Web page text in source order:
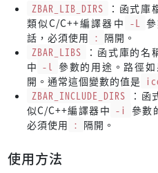
ZBAR_LIB_DIRS
：函式庫
類似C/C++編譯器中 -L
話，必須使用 : 隔開。
ZBAR_LIBS
：函式庫的名
中 -l 參數的用途。路徑
開。通常這個變數的值是
ZBAR_INCLUDE_DIRS
：
似C/C++編譯器中 -i 參數
必須使用 : 隔開。
使用方法